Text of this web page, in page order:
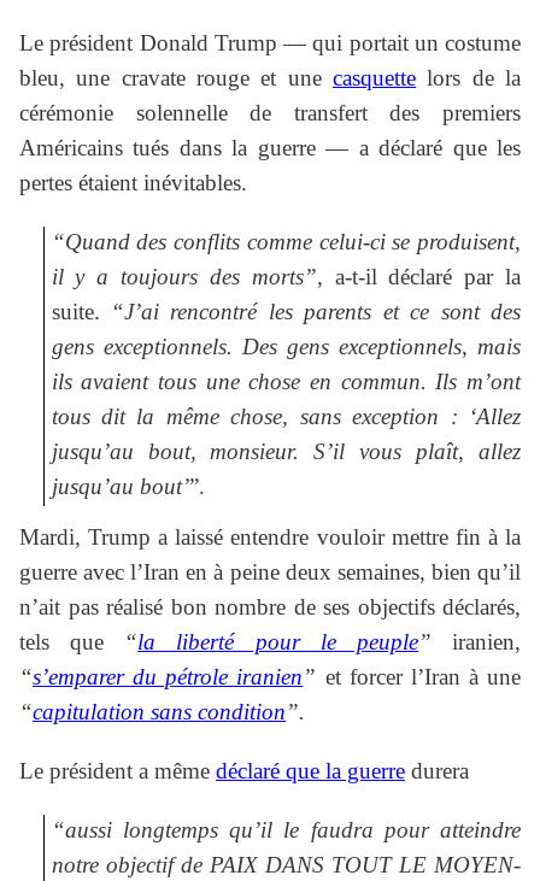
Le président Donald Trump — qui portait un costume
bleu, une cravate rouge et une casquette lors de la
cérémonie solennelle de transfert des premiers
Américains tués dans la guerre — a déclaré que les
pertes étaient inévitables.
“Quand des conflits comme celui-ci se produisent,
il y a toujours des morts”, a-t-il déclaré par la
suite. “J’ai rencontré les parents et ce sont des
gens exceptionnels. Des gens exceptionnels, mais
ils avaient tous une chose en commun. Ils m’ont
tous dit la même chose, sans exception : ‘Allez
jusqu’au bout, monsieur. S’il vous plaît, allez
jusqu’au bout’”.
Mardi, Trump a laissé entendre vouloir mettre fin à la
guerre avec l’Iran en à peine deux semaines, bien qu’il
n’ait pas réalisé bon nombre de ses objectifs déclarés,
tels que “la liberté pour le peuple” iranien,
“s’emparer du pétrole iranien” et forcer l’Iran à une
“capitulation sans condition”.
Le président a même déclaré que la guerre durera
“aussi longtemps qu’il le faudra pour atteindre
notre objectif de PAIX DANS TOUT LE MOYEN-